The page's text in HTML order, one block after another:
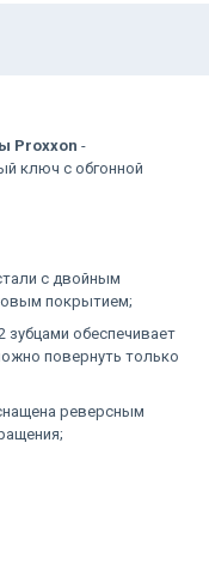
Proxxon -
ключ с обгонной
с двойным
покрытием;
зубцами обеспечивает
повернуть только
реверсным